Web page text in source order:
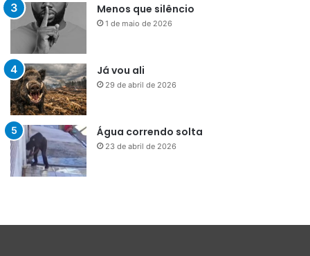
Menos que silêncio
1 de maio de 2026
Já vou ali
29 de abril de 2026
Água correndo solta
23 de abril de 2026